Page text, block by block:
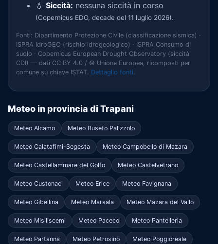
💧 Siccità: nessuna siccità in corso
(Copernicus EDO, decade del 11 luglio 2026).
Fonti: Dipartimento Protezione Civile (classificazione sismica) ·
ISPRA IdroGEO (rischio idrogeologico) · ISPRA Consumo di
suolo · Copernicus European Drought Observatory (siccità
CDI) — dati CC BY 4.0 / © Unione Europea, ricomposti per
comune su chiave ISTAT. Dettaglio fonti.
Meteo in provincia di Trapani
Meteo Alcamo Meteo Buseto Palizzolo
Meteo Calatafimi-Segesta Meteo Campobello di Mazara
Meteo Castellammare del Golfo Meteo Castelvetrano
Meteo Custonaci Meteo Erice Meteo Favignana
Meteo Gibellina Meteo Marsala Meteo Mazara del Vallo
Meteo Misiliscemi Meteo Paceco Meteo Pantelleria
Meteo Partanna Meteo Petrosino Meteo Poggioreale